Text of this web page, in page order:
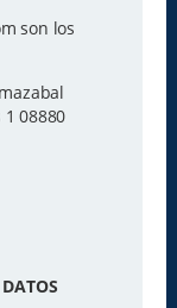
son los
1 08880